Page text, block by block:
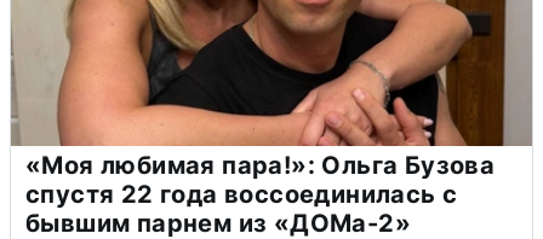
«Моя любимая пара!»: Ольга Бузова
спустя 22 года воссоединилась с
бывшим парнем из «ДОМа-2»